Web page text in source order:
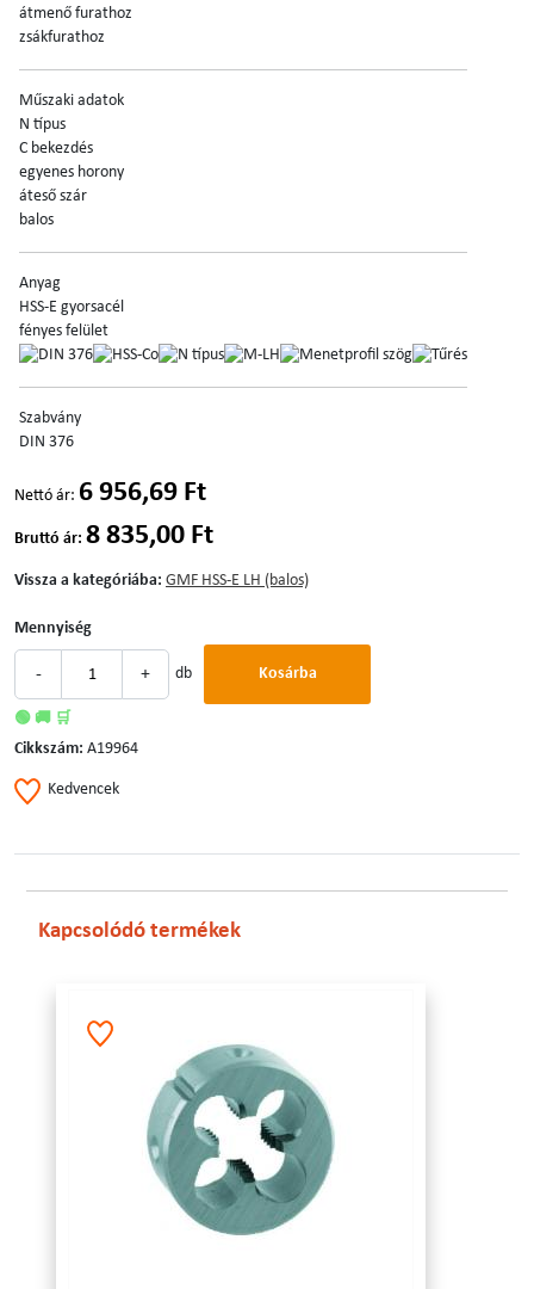
átmenő furathoz
zsákfurathoz
Műszaki adatok
N típus
C bekezdés
egyenes horony
áteső szár
balos
Anyag
HSS-E gyorsacél
fényes felület
Szabvány
DIN 376
Nettó ár: 6 956,69 Ft
Bruttó ár: 8 835,00 Ft
Vissza a kategóriába: GMF HSS-E LH (balos)
Mennyiség
- + db Kosárba
🟢 🚚 🛒
Cikkszám: A19964
Kedvencek
Kapcsolódó termékek